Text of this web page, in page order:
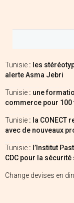
Tunisie : les
alerte Asma Jebri
Tunisie : une
commerce pour
Tunisie : la
avec de nouveaux
Tunisie : l’Institut
CDC pour la
Change devises en